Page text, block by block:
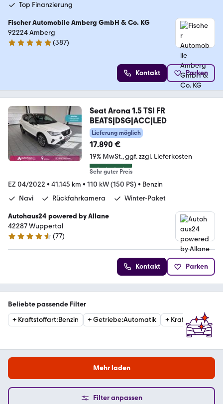
Top Finanzierung
Fischer Automobile Amberg GmbH & Co. KG
92224 Amberg
4.8 Sterne
(387)
Kontakt Parken
Seat Arona 1.5 TSI FR
BEATS|DSG|ACC|LED
Lieferung möglich
17.890 €
19% MwSt. ggf. zzgl. Lieferkosten
Sehr guter Preis
EZ 04/2022 • 41.145 km • 110 kW (150 PS) • Benzin
Navi
Rückfahrkamera Winter-Paket
Autohaus24 powered by Allane
42287 Wuppertal
4.4 Sterne
(77)
Kontakt Parken
Beliebte passende Filter
+ Kraftstoffart:Benzin +Getriebe:Automatik + Kraftstoffart
Mehr laden
Filter anpassen